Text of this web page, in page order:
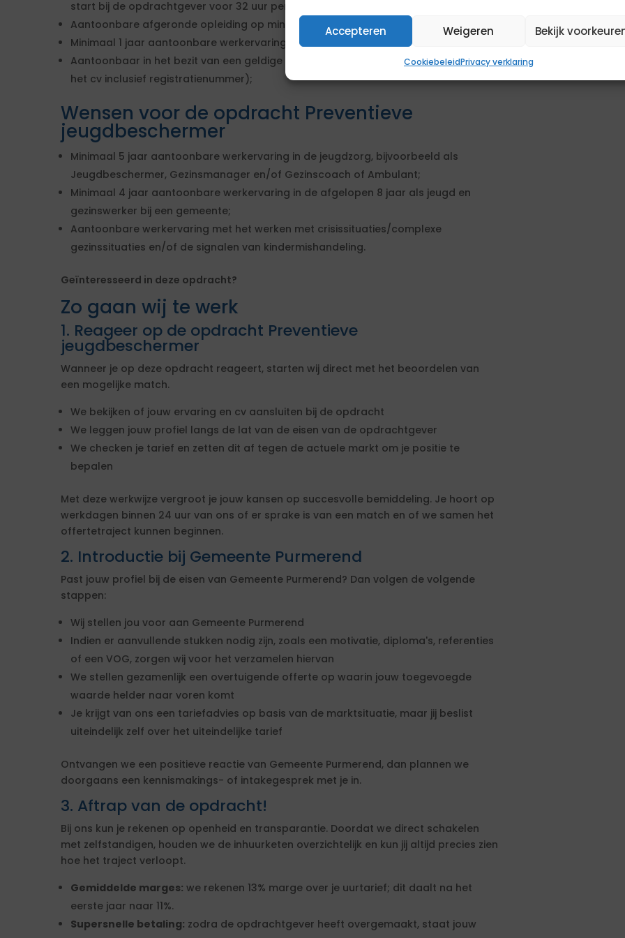
Accepteren Weigeren Bekijk
CookiebeleidPrivacy verklaring
start bij de opdrachtgever voor 32 uur per week;
Aantoonbare afgeronde opleiding op minimaal hbo bachelor niveau;
Minimaal 1 jaar aantoonbare werkervaring als Jeugdprofessional bij een gemeente;
Aantoonbaar in het bezit van een geldige SKJ-registratie (benoem dit duidelijk in
het cv inclusief registratienummer);
Wensen voor de opdracht Preventieve
jeugdbeschermer
Minimaal 5 jaar aantoonbare werkervaring in de jeugdzorg, bijvoorbeeld als
Jeugdbeschermer, Gezinsmanager en/of Gezinscoach of Ambulant;
Minimaal 4 jaar aantoonbare werkervaring in de afgelopen 8 jaar als jeugd en
gezinswerker bij een gemeente;
Aantoonbare werkervaring met het werken met crisissituaties/complexe
gezinssituaties en/of de signalen van kindermishandeling.
Geïnteresseerd in deze opdracht?
Zo gaan wij te werk
1. Reageer op de opdracht Preventieve
jeugdbeschermer
Wanneer je op deze opdracht reageert, starten wij direct met het beoordelen van
een mogelijke match.
We bekijken of jouw ervaring en cv aansluiten bij de opdracht
We leggen jouw profiel langs de lat van de eisen van de opdrachtgever
We checken je tarief en zetten dit af tegen de actuele markt om je positie te
bepalen
Met deze werkwijze vergroot je jouw kansen op succesvolle bemiddeling. Je hoort op
werkdagen binnen 24 uur van ons of er sprake is van een match en of we samen het
offertetraject kunnen beginnen.
2. Introductie bij Gemeente Purmerend
Past jouw profiel bij de eisen van Gemeente Purmerend? Dan volgen de volgende
stappen:
Wij stellen jou voor aan Gemeente Purmerend
Indien er aanvullende stukken nodig zijn, zoals een motivatie, diploma's, referenties
of een VOG, zorgen wij voor het verzamelen hiervan
We stellen gezamenlijk een overtuigende offerte op waarin jouw toegevoegde
waarde helder naar voren komt
Je krijgt van ons een tariefadvies op basis van de marktsituatie, maar jij beslist
uiteindelijk zelf over het uiteindelijke tarief
Ontvangen we een positieve reactie van Gemeente Purmerend, dan plannen we
doorgaans een kennismakings- of intakegesprek met je in.
3. Aftrap van de opdracht!
Bij ons kun je rekenen op openheid en transparantie. Doordat we direct schakelen
met zelfstandigen, houden we de inhuurketen overzichtelijk en kun jij altijd precies zien
hoe het traject verloopt.
Gemiddelde marges: we rekenen 13% marge over je uurtarief; dit daalt na het
eerste jaar naar 11%.
Supersnelle betaling: zodra de opdrachtgever heeft overgemaakt, staat jouw